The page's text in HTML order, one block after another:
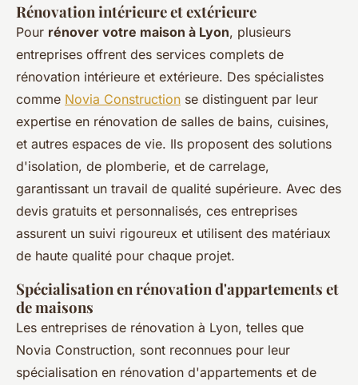
Rénovation intérieure et extérieure
Pour rénover votre maison à Lyon, plusieurs
entreprises offrent des services complets de
rénovation intérieure et extérieure. Des spécialistes
comme Novia Construction se distinguent par leur
expertise en rénovation de salles de bains, cuisines,
et autres espaces de vie. Ils proposent des solutions
d'isolation, de plomberie, et de carrelage,
garantissant un travail de qualité supérieure. Avec des
devis gratuits et personnalisés, ces entreprises
assurent un suivi rigoureux et utilisent des matériaux
de haute qualité pour chaque projet.
Spécialisation en rénovation d'appartements et
de maisons
Les entreprises de rénovation à Lyon, telles que
Novia Construction, sont reconnues pour leur
spécialisation en rénovation d'appartements et de